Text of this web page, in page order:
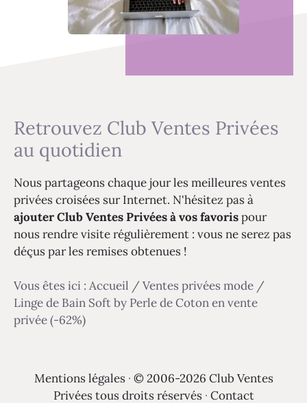
Retrouvez Club Ventes Privées
au quotidien
Nous partageons chaque jour les meilleures ventes
privées croisées sur Internet. N'hésitez pas à
ajouter Club Ventes Privées à vos favorispour
nous rendre visite régulièrement : vous ne serez pas
déçus par les remises obtenues !
Vous êtes ici : Accueil / Ventes privées mode /
Linge de Bain Soft by Perle de Coton en vente
privée (-62%)
Mentions légales · © 2006-2026 Club Ventes
Privées tous droits réservés · Contact